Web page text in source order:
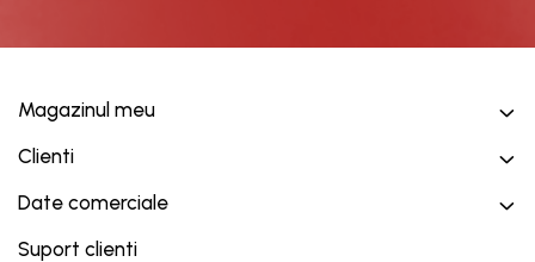
Magazinul meu
Clienti
Date comerciale
Suport clienti